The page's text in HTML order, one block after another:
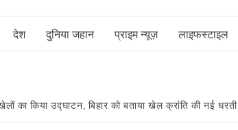
देश दुनिया जहान प्राइम न्यूज़ लाइफस्टाइल
का किया उद्घाटन, बिहार को बताया खेल क्रांति की नई धरती